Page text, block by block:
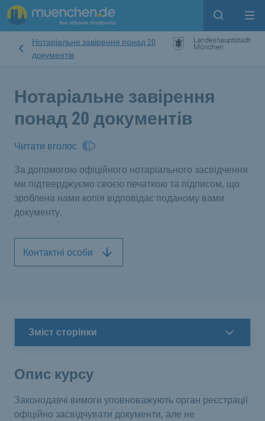
Open
Нотаріальне завірення понад 20
документів
Нотаріальне завірення
понад 20 документів
Читати вголос
За допомогою офіційного нотаріального засвідчення
ми підтверджуємо своєю печаткою та підписом, що
зроблена нами копія відповідає поданому вами
документу.
Контактні особи
Зміст сторінки
Опис курсу
Законодавчі вимоги уповноважують орган реєстрації
офіційно засвідчувати документи, але не